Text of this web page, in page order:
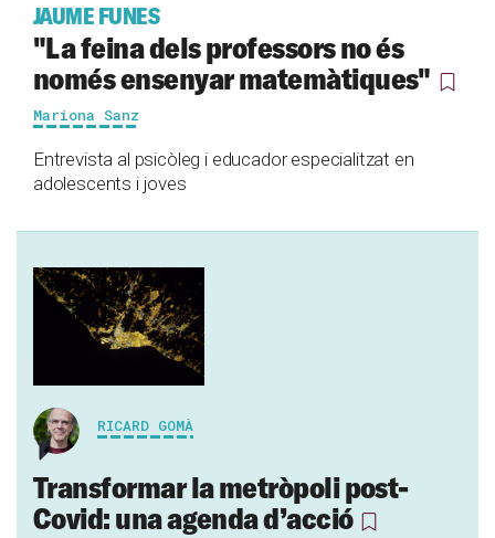
JAUME FUNES
"La feina dels professors no és
només ensenyar matemàtiques"
Mariona Sanz
Entrevista al psicòleg i educador especialitzat en
adolescents i joves
RICARD GOMÀ
Transformar la metròpoli post-
Covid: una agenda d’acció